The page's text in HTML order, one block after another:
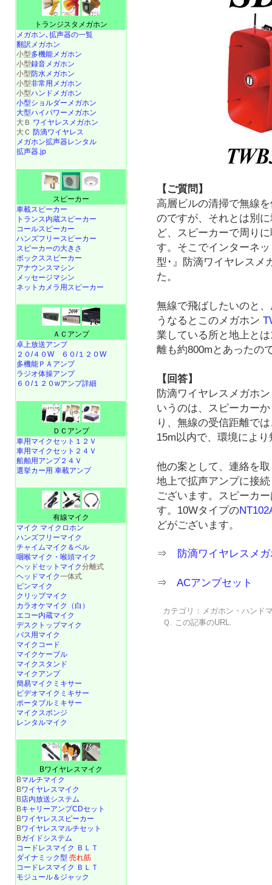
【ご質問】
高層ビルの清掃で無線
のですが、それとは別
ど、スピーカーで周り
す。そこでインターネ
型･』防滴ワイヤレスメ
た。
無線で飛ばしたいのと
うなるとこのメガホン
業している所と地上と
離も約800mとあったの
【回答】
防滴ワイヤレスメガホ
いうのは、スピーカー
り、無線の受信距離で
15m以内で、環境によ
他の案として、連絡を
地上で拡声アンプに接
ございます。スピーカ
す。10Wタイプの
どがございます。
⇒ 防滴ワイヤレスメ
⇒ACアンプセット
カテゴリ： メガホン・ハンド
Ｑ . この記事のURL.
トランジスタメガホン
メガホン､拡声器の一覧
翻訳メガホン
小型多機能メガホン
小型録音メガホン
小型防水メガホン
小型非常用メガホン
小型ハンドメガホン
小型ショルダーメガホン
大型ハイパワーメガホン
大Ｂ ワイヤレスメガホン
大Ｃ 防滴ワイヤレス
メガホン拡声器レンタル
拡声器.jp
スピーカー
車載スピーカー
トランス内蔵スピーカー
コールスピーカー
ハンズフリースピーカー
スピーカーの大きさ
ボックススピーカー
アナウンスマシン
メッセージマシン
ネットカメラ用スピーカー
ＡＣアンプ
卓上放送アンプ
２０/４０W
６０/１２０W
多機能ＰＡアンプ
ラジオ体操アンプ
６０/１２０wアンプ詳細
ＤＣアンプ
車用マイクセット１２Ｖ
車用マイクセット２４Ｖ
船舶用アンプ２４Ｖ
選挙カー用 車載アンプ
有線マイク
マイク マイクロホン
ハンズフリーマイク
チャイムマイク＆ベル
咽喉マイク・喉頭マイク
ヘッドセットマイク分離式
ヘッドマイク一体式
ピンマイク
クリップマイク
カラオケマイク（白）
エコー内蔵マイク
デスクトップマイク
バス用マイク
マイクコード
マイクケーブル
マイクスタンド
マイクアンプ
簡易マイクミキサー
ビデオマイクミキサー
ポータブルミキサー
マイクスポンジ
レンタルマイク
Bワイヤレスマイク
Bマルチマイク
Bワイヤレスマイク
B店内放送システム
BキャリーアンプCDセット
Bワイヤレススピーカー
Bワイヤレスマルチセット
Bガイドシステム
コードレスマイク ＢＬＴ
ダイナミック型 売れ筋
コードレスマイク ＢＬＴ
モジュール＆ジャック